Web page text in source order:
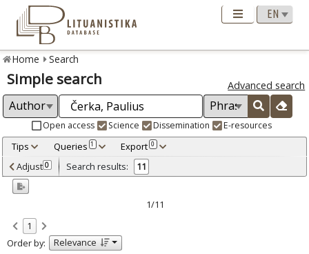
Home Search
Simple search Advanced search
Open access Science Dissemination E-resources
Tips Queries 1 Export 0
Adjusted by criteria 0
Year
Refine
Open access
Scientific publications 11
Adjust 0 Search results: 11
1/11
1
Order by:
Relevance